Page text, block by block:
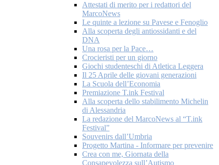
Attestati di merito per i redattori del
MarcoNews
Le quinte a lezione su Pavese e Fenoglio
Alla scoperta degli antiossidanti e del
DNA
Una rosa per la Pace…
Crocieristi per un giorno
Giochi studenteschi di Atletica Leggera
Il 25 Aprile delle giovani generazioni
La Scuola dell’Economia
Premiazione T.ink Festival
Alla scoperta dello stabilimento Michelin
di Alessandria
La redazione del MarcoNews al “T.ink
Festival”
Souvenirs dall’Umbria
Progetto Martina - Informare per prevenire
Crea con me, Giornata della
Consapevolezza sull’Autismo